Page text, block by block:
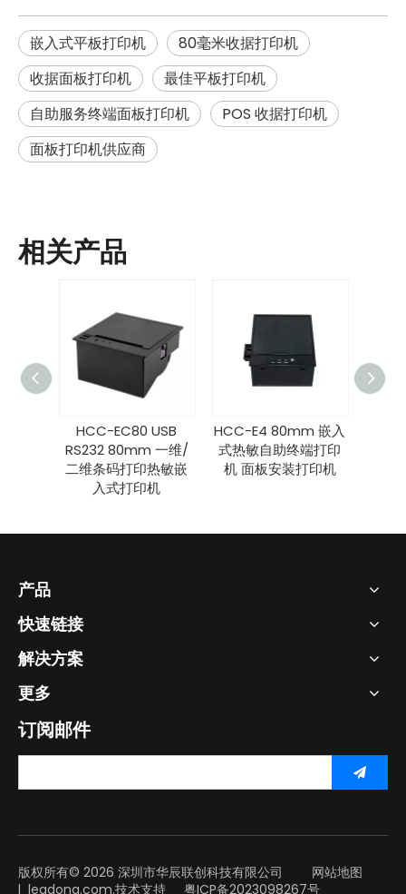
嵌入式平板打印机
80毫米收据打印机
收据面板打印机
最佳平板打印机
自助服务终端面板打印机
POS 收据打印机
面板打印机供应商
相关产品
HCC-EC80 USB
RS232 80mm 一维/
二维条码打印热敏嵌
入式打印机
HCC-E4 80mm 嵌入
式热敏自助终端打印
机 面板安装打印机
产品
快速链接
解决方案
更多
订阅邮件
版权所有© 2026 深圳市华辰联创科技有限公司 网站地图
l leadong.com.技术支持 粤ICP备2023098267号